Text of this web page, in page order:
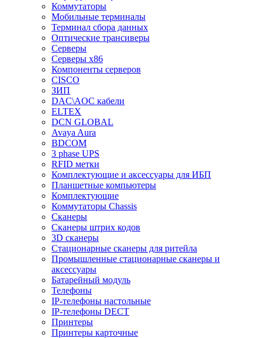
Коммутаторы
Мобильные терминалы
Терминал сбора данных
Оптические трансиверы
Серверы
Серверы x86
Компоненты серверов
CISCO
ЗИП
DAC\AOC кабели
ELTEX
DCN GLOBAL
Avaya Aura
BDCOM
3 phase UPS
RFID метки
Комплектующие и аксессуары для ИБП
Планшетные компьютеры
Комплектующие
Коммутаторы Chassis
Сканеры
Сканеры штрих кодов
3D сканеры
Стационарные сканеры для ритейла
Промышленные стационарные сканеры и
аксессуары
Батарейный модуль
Телефоны
IP-телефоны настольные
IP-телефоны DECT
Принтеры
Принтеры карточные